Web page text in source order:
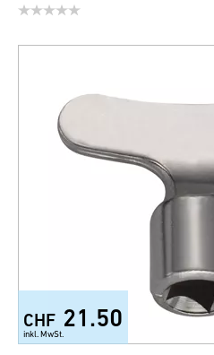
CHF 21.50
inkl. MwSt.